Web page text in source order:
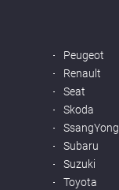
Peugeot
Renault
Seat
Skoda
SsangYong
Subaru
Suzuki
Toyota